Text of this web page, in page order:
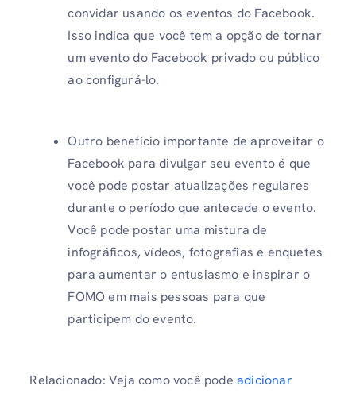
convidar usando os eventos do Facebook.
Isso indica que você tem a opção de tornar
um evento do Facebook privado ou público
ao configurá-lo.
Outro benefício importante de aproveitar o
Facebook para divulgar seu evento é que
você pode postar atualizações regulares
durante o período que antecede o evento.
Você pode postar uma mistura de
infográficos, vídeos, fotografias e enquetes
para aumentar o entusiasmo e inspirar o
FOMO em mais pessoas para que
participem do evento.
Relacionado: Veja como você pode adicionar